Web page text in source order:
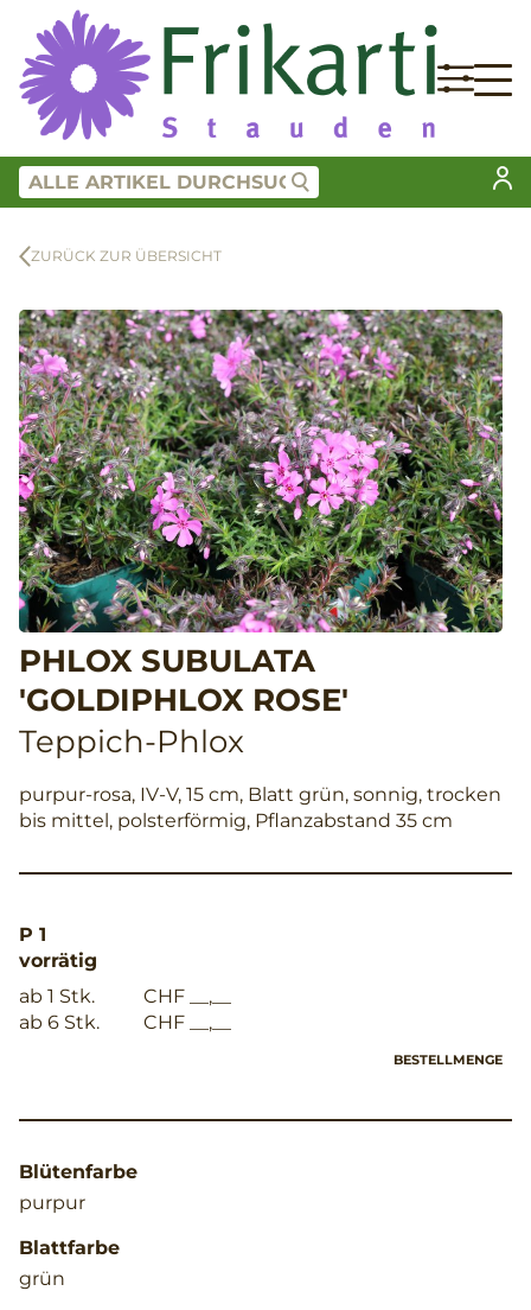
ZURÜCK ZUR ÜBERSICHT
PHLOX SUBULATA
'GOLDIPHLOX ROSE'
Teppich-Phlox
purpur-rosa, IV-V, 15 cm, Blatt grün, sonnig, trocken
bis mittel, polsterförmig, Pflanzabstand 35 cm
P 1
vorrätig
ab 1 Stk.
CHF __,__
ab 6 Stk.
CHF __,__
BESTELLMENGE
Blütenfarbe
purpur
Blattfarbe
grün